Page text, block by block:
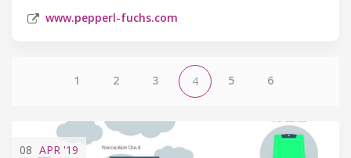
www.pepperl-fuchs.com
1 2 3 4 5 6
08 APR '19